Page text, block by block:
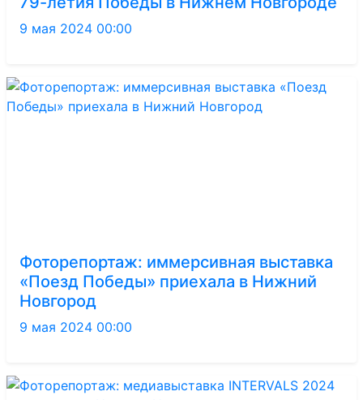
9 мая 2024 00:00
Фоторепортаж: иммерсивная выставка
«Поезд Победы» приехала в Нижний
Новгород
9 мая 2024 00:00